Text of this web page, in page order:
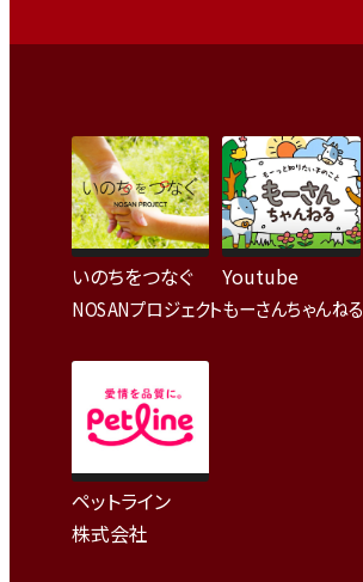
いのちをつなぐ
NOSANプロジェクト
Youtube
もーさんちゃんねる
ペットライン
株式会社